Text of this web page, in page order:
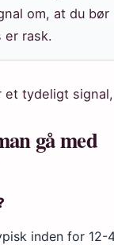
om, at du
er rask.
tydeligt
gå med
inden for 12-